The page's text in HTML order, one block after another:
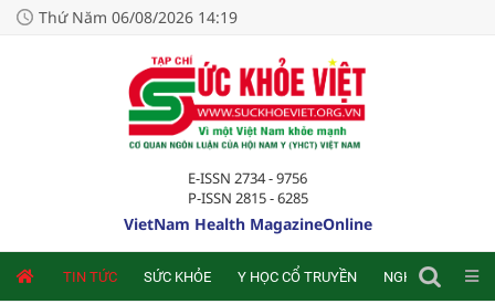
Thứ Năm 06/08/2026 14:19
E-ISSN 2734 - 9756
P-ISSN 2815 - 6285
VietNam Health MagazineOnline
TIN TỨC SỨC KHỎE Y HỌC CỔ TRUYỀN NGHIÊN CỨU